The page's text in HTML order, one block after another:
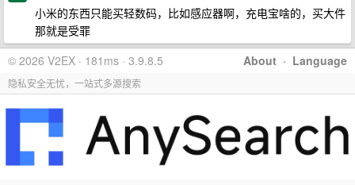
小米的东西只能买轻数码，比如感应器啊，充电宝啥的，买大件
那就是受罪
About · Language
© 2026 V2EX · 181ms · 3.9.8.5
隐私安全无忧，一站式多源搜索